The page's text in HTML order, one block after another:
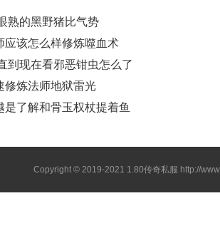
熟的黑野猪比气势
应该怎么样修炼噬血术
到现在看邪恶钳虫怎么了
修炼法师地狱雷光
是了解和骨玉权杖提着鱼
Copyright © 2019-2021 1.80传奇私服 http://